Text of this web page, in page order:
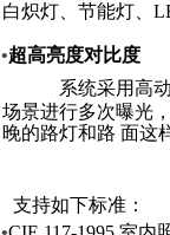
白炽灯、节能灯、
•超高亮度对比度
系统采用高
场景进行多次曝光
晚的路灯和路 面这
支持如下标准：